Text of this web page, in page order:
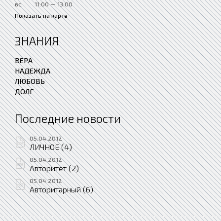
вс:
11:00 — 13:00
Показать на карте
ЗНАНИЯ
ВЕРА
НАДЕЖДА
ЛЮБОВЬ
ДОЛГ
Последние новости
05.04.2012
ЛИЧНОЕ (4)
05.04.2012
Авторитет (2)
05.04.2012
Авторитарный (6)